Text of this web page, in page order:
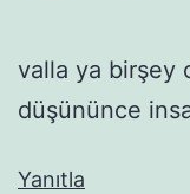
valla ya birşey
düşününce
Yanıtla